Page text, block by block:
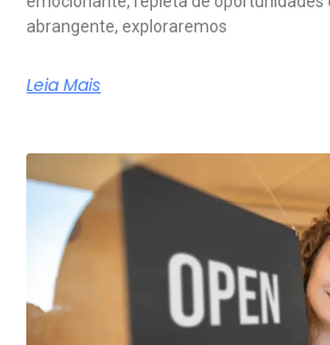
abrangente, exploraremos
Leia Mais